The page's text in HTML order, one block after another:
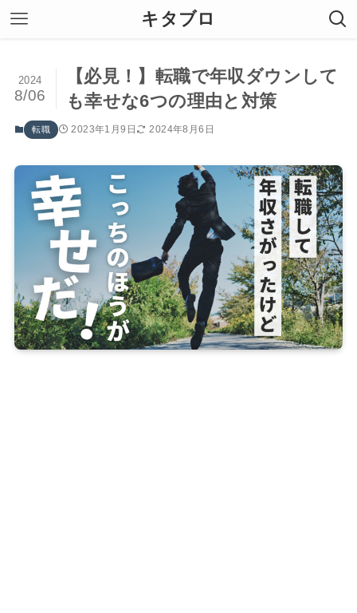
キタブロ
【必見！】転職で年収ダウンして
も幸せな6つの理由と対策
2024
8/06
転職 2023年1月9日 2024年8月6日